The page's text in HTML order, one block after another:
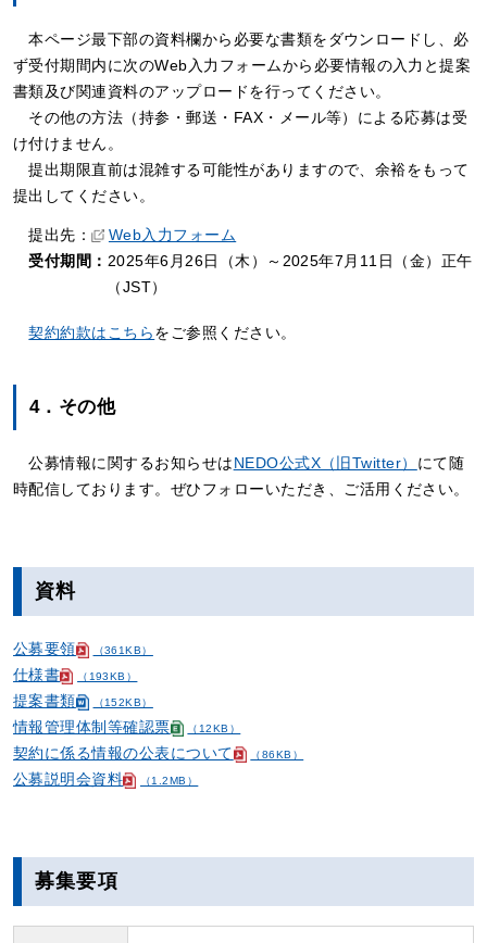
本ページ最下部の資料欄から必要な書類をダウンロードし、必
ず受付期間内に次のWeb入力フォームから必要情報の入力と提案
書類及び関連資料のアップロードを行ってください。
その他の方法（持参・郵送・FAX・メール等）による応募は受
け付けません。
提出期限直前は混雑する可能性がありますので、余裕をもって
提出してください。
提出先：
Web入力フォーム
受付期間： 2025年6月26日（木）～2025年7月11日（金）正午
（JST）
契約約款はこちらをご参照ください。
4．その他
公募情報に関するお知らせはNEDO公式X（旧Twitter） にて随
時配信しております。ぜひフォローいただき、ご活用ください。
資料
公募要領 （361KB）
仕様書 （193KB）
提案書類 （152KB）
情報管理体制等確認票 （12KB）
契約に係る情報の公表について （86KB）
公募説明会資料 （1.2MB）
募集要項